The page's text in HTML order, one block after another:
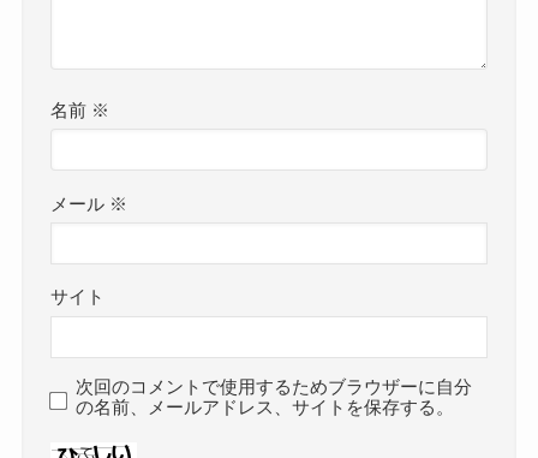
名前 ※
メール ※
サイト
次回のコメントで使用するためブラウザーに自分
の名前、メールアドレス、サイトを保存する。